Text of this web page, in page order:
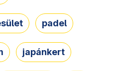
padel
japánkert